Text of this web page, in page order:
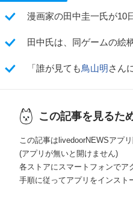
漫画家の田中圭一氏が10
田中氏は、同ゲームの絵柄
「誰が見ても鳥山明さん
この記事を見るた
この記事はlivedoorNEWSアプリ
(アプリが無いと開けません)
各ストアにスマートフォンでア
手順に従ってアプリをインスト